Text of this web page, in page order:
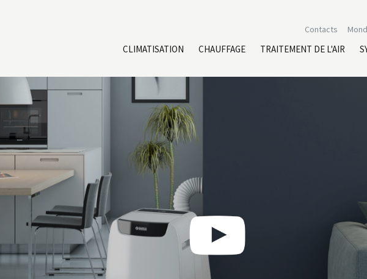
Contacts
CLIMATISATION CHAUFFAGE TRAITEMENT DE L'AIR